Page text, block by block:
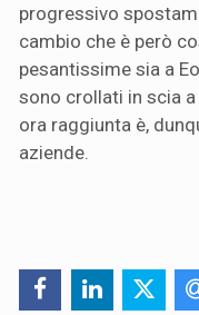
progressivo
cambio che è però
pesantissime sia a
sono crollati in scia
ora raggiunta è,
aziende.